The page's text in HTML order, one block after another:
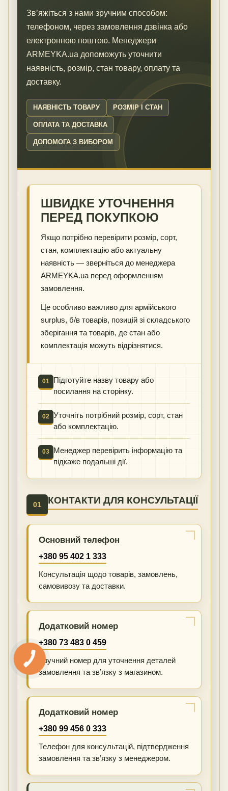
Зв’яжіться з нами зручним способом:
телефоном, через замовлення дзвінка або
електронною поштою. Менеджери
ARMEYKA.ua допоможуть уточнити
наявність, розмір, стан товару, оплату та
доставку.
НАЯВНІСТЬ ТОВАРУ РОЗМІР І СТАН
ОПЛАТА ТА ДОСТАВКА
ДОПОМОГА З ВИБОРОМ
ШВИДКЕ УТОЧНЕННЯ
ПЕРЕД ПОКУПКОЮ
Якщо потрібно перевірити розмір, сорт,
стан, комплектацію або актуальну
наявність — зверніться до менеджера
ARMEYKA.ua перед оформленням
замовлення.
Це особливо важливо для армійського
surplus, б/в товарів, позицій зі складського
зберігання та товарів, де стан або
комплектація можуть відрізнятися.
01
Підготуйте назву товару або
посилання на сторінку.
02 Уточніть потрібний розмір, сорт, стан
або комплектацію.
03
Менеджер перевірить інформацію та
підкаже подальші дії.
01 КОНТАКТИ ДЛЯ КОНСУЛЬТАЦІЇ
Основний телефон
+380 95 402 1 333
Консультація щодо товарів, замовлень,
самовивозу та доставки.
Додатковий номер
+380 73 483 0 459
Зручний номер для уточнення деталей
замовлення та зв’язку з магазином.
Додатковий номер
+380 99 456 0 333
Телефон для консультацій, підтвердження
замовлення та зв’язку з менеджером.